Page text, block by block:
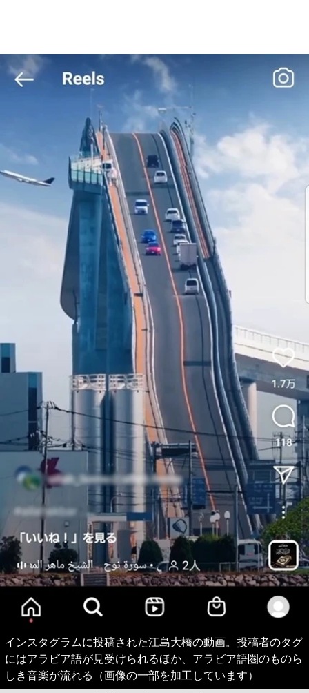
インスタグラムに投稿された江島大橋の動画。投稿者のタグ
にはアラビア語が見受けられるほか、アラビア語圏のものら
しき音楽が流れる（画像の一部を加工しています）